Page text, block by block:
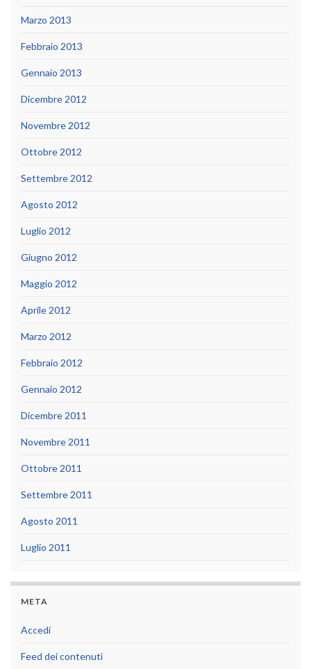
Marzo 2013
Febbraio 2013
Gennaio 2013
Dicembre 2012
Novembre 2012
Ottobre 2012
Settembre 2012
Agosto 2012
Luglio 2012
Giugno 2012
Maggio 2012
Aprile 2012
Marzo 2012
Febbraio 2012
Gennaio 2012
Dicembre 2011
Novembre 2011
Ottobre 2011
Settembre 2011
Agosto 2011
Luglio 2011
META
Accedi
Feed dei contenuti